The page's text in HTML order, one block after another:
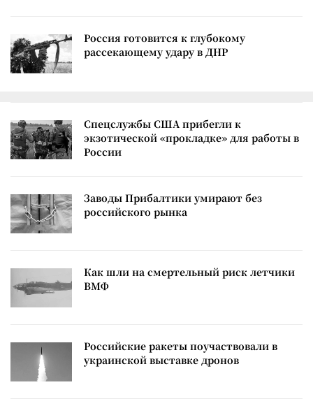
Россия готовится к глубокому
рассекающему удару в ДНР
Спецслужбы США прибегли к
экзотической «прокладке» для работы в
России
Заводы Прибалтики умирают без
российского рынка
Как шли на смертельный риск летчики
ВМФ
Российские ракеты поучаствовали в
украинской выставке дронов